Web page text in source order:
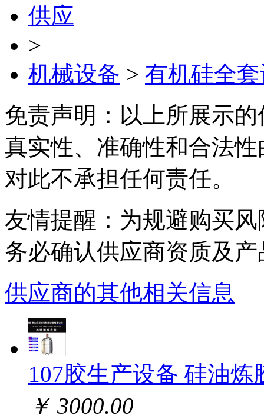
供应
>
机械设备 > 有机硅全
免责声明：以上所展示
真实性、准确性和合法
对此不承担任何责任。
友情提醒：为规避购买
务必确认供应商资质及
供应商的其他相关信息
107胶生产设备 硅油
￥ 3000.00